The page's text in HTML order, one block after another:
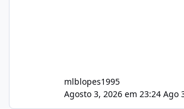
mlblopes1995
Agosto 3, 2026 em 23:24 Ago